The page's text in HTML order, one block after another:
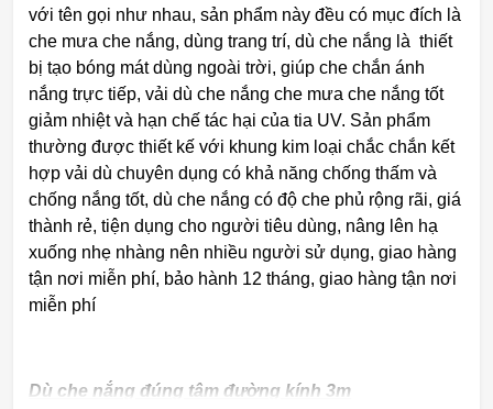
với tên gọi như nhau, sản phẩm này đều có mục đích là
che mưa che nắng, dùng trang trí, dù che nắng là thiết
bị tạo bóng mát dùng ngoài trời, giúp che chắn ánh
nắng trực tiếp, vải dù che nắng che mưa che nắng tốt
giảm nhiệt và hạn chế tác hại của tia UV. Sản phẩm
thường được thiết kế với khung kim loại chắc chắn kết
hợp vải dù chuyên dụng có khả năng chống thấm và
chống nắng tốt, dù che nắng có độ che phủ rộng rãi, giá
thành rẻ, tiện dụng cho người tiêu dùng, nâng lên hạ
xuống nhẹ nhàng nên nhiều người sử dụng, giao hàng
tận nơi miễn phí, bảo hành 12 tháng, giao hàng tận nơi
miễn phí
Dù che nắng đúng tâm đường kính 3m